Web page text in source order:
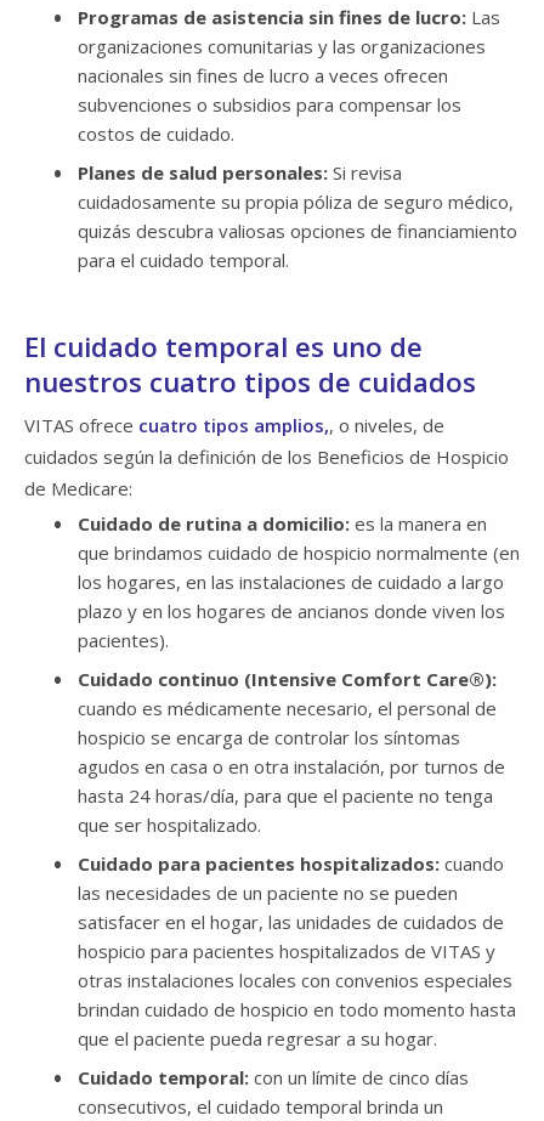
Programas de asistencia sin fines de lucro: Las
organizaciones comunitarias y las organizaciones
nacionales sin fines de lucro a veces ofrecen
subvenciones o subsidios para compensar los
costos de cuidado.
Planes de salud personales: Si revisa
cuidadosamente su propia póliza de seguro médico,
quizás descubra valiosas opciones de financiamiento
para el cuidado temporal.
El cuidado temporal es uno de
nuestros cuatro tipos de cuidados
VITAS ofrece cuatro tipos amplios,, o niveles, de
cuidados según la definición de los Beneficios de Hospicio
de Medicare:
Cuidado de rutina a domicilio​​​​​​​: es la manera en
que brindamos cuidado de hospicio normalmente (en
los hogares, en las instalaciones de cuidado a largo
plazo y en los hogares de ancianos donde viven los
pacientes).
Cuidado continuo​​​​​​​ (Intensive Comfort Care®):
cuando es médicamente necesario, el personal de
hospicio se encarga de controlar los síntomas
agudos en casa o en otra instalación, por turnos de
hasta 24 horas/día, para que el paciente no tenga
que ser hospitalizado.
Cuidado para pacientes hospitalizados​​​​​​​: cuando
las necesidades de un paciente no se pueden
satisfacer en el hogar, las unidades de cuidados de
hospicio para pacientes hospitalizados de VITAS y
otras instalaciones locales con convenios especiales
brindan cuidado de hospicio en todo momento hasta
que el paciente pueda regresar a su hogar.
Cuidado temporal: con un límite de cinco días
consecutivos, el cuidado temporal brinda un